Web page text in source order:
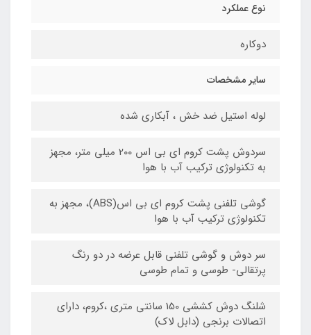
نوع عملکرد
دوکاره
سایر مشخصات
لوله استیل ضد خش ، آبکاری شده
سردوش پشت کروم ای بی اس 200 میلی متر، مجهز
به تکنولوژی ترکیب آب با هوا
گوشی تلفنی پشت کروم ای بی اس(ABS)، مجهز به
تکنولوژی ترکیب آب با هوا
سر دوش و گوشی تلفنی قابل عرضه در دو رنگ
پرتقالی- طوسی و تمام طوسی
شلنگ دوش کششی 150 سانتی متری ،کروم، دارای
اتصالات برنجی (دابل لاک)